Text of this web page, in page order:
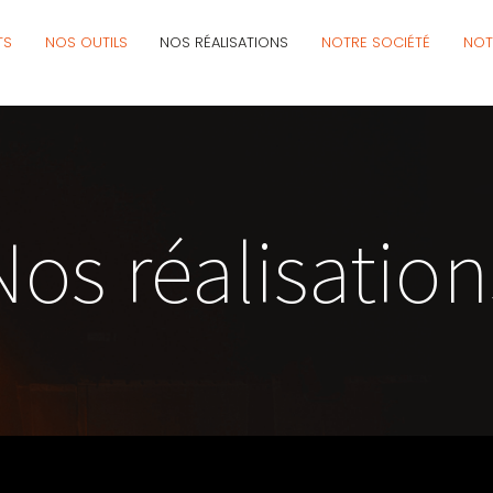
NOS OUTILS NOS RÉALISATIONS NOTRE SOCIÉTÉ